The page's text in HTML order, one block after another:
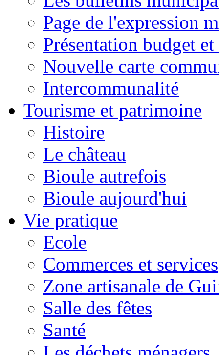
Page de l'expression
Présentation budget
Nouvelle carte
Intercommunalité
Tourisme et patrimoine
Histoire
Le château
Bioule autrefois
Bioule aujourd'hui
Vie pratique
Ecole
Commerces et services
Zone artisanale de
Salle des fêtes
Santé